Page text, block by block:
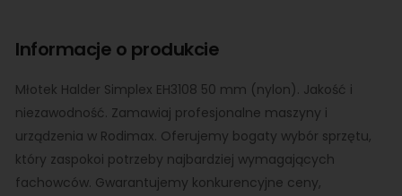
Informacje o produkcie
Młotek Halder Simplex EH3108 50 mm (nylon). Jakość i
niezawodność. Zamawiaj profesjonalne maszyny i
urządzenia w Rodimax. Oferujemy bogaty wybór sprzętu,
który zaspokoi potrzeby najbardziej wymagających
fachowców. Gwarantujemy konkurencyjne ceny,